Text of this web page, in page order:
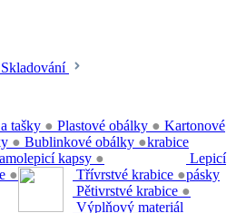
tašky ● Plastové obálky ●
● Bublinkové obálky ●
kapsy ●
●
Kartonové
krabice
Třívrstvé krabice ●
Pětivrstvé krabice ●
Lepicí
pásky
Výplňový materiál